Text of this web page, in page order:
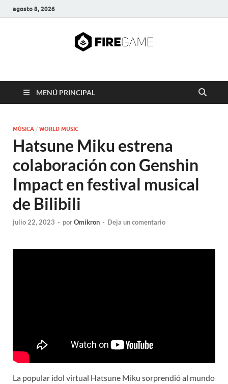
agosto 8, 2026
FIRE GAME
MENÚ PRINCIPAL
MÚSICA / WORLD MUSIC
Hatsune Miku estrena
colaboración con Genshin
Impact en festival musical
de Bilibili
julio 22, 2023 - porOmikron - Deja un comentario
La popular idol virtual Hatsune Miku sorprendió al mundo